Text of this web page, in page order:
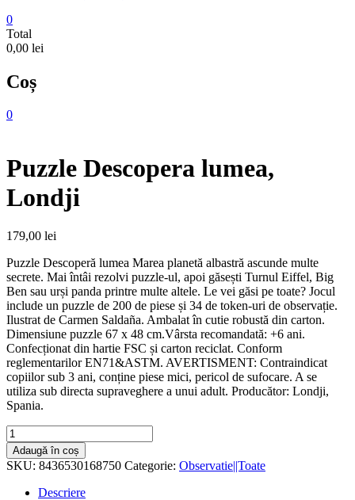
0
Total
0,00 lei
Coș
0
Puzzle Descopera lumea,
Londji
179,00 lei
Puzzle Descoperă lumea Marea planetă albastră ascunde multe
secrete. Mai întâi rezolvi puzzle-ul, apoi găsești Turnul Eiffel, Big
Ben sau urși panda printre multe altele. Le vei găsi pe toate? Jocul
include un puzzle de 200 de piese și 34 de token-uri de observație.
Ilustrat de Carmen Saldaña. Ambalat în cutie robustă din carton.
Dimensiune puzzle 67 x 48 cm.Vârsta recomandată: +6 ani.
Confecționat din hartie FSC și carton reciclat. Conform
reglementarilor EN71&ASTM. AVERTISMENT: Contraindicat
copiilor sub 3 ani, conține piese mici, pericol de sufocare. A se
utiliza sub directa supraveghere a unui adult. Producător: Londji,
Spania.
Cantitate
Puzzle
Descopera
lumea,
Londji
Adaugă în coș
SKU: 8436530168750 Categorie: Observatie||Toate
Descriere